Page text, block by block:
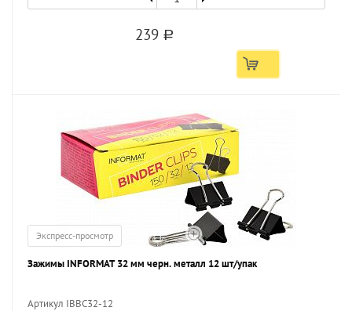
239 a
Экспресс-просмотр
Зажимы INFORMAT 32 мм черн. металл 12 шт/упак
Артикул IBBC32-12